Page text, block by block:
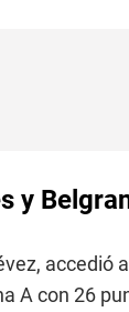
y
accedió
A con 26